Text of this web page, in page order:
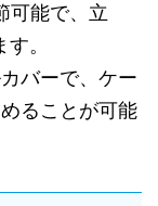
可能で、立
。
バーで、ケー
ることが可能